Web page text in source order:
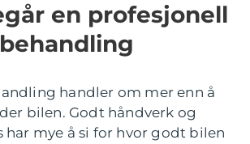
en profesjonell
handler om mer enn å
bilen. Godt håndverk og
har mye å si for hvor godt bilen